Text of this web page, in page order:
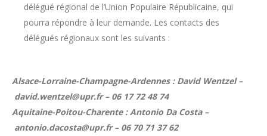
délégué régional de l’Union Populaire Républicaine, qui
pourra répondre à leur demande. Les contacts des
délégués régionaux sont les suivants :
Alsace-Lorraine-Champagne-Ardennes : David Wentzel –
david.wentzel@upr.fr – 06 17 72 48 74
Aquitaine-Poitou-Charente : Antonio Da Costa –
antonio.dacosta@upr.fr – 06 70 71 37 62